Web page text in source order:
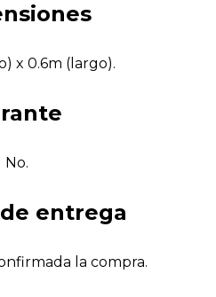
x 0.6m (largo).
No.
entrega
la compra.